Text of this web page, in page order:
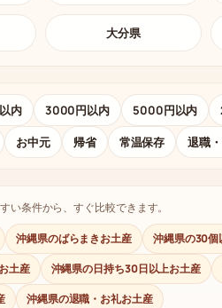
大分県
内 3000円以内 5000円以内
お中元 帰省 常温保存 退職
い条件から、すぐ比較できます。
沖縄県のばらまきお土産 沖縄県の30個
土産
沖縄県の日持ち30日以上お土産
沖縄県の退職・お礼お土産